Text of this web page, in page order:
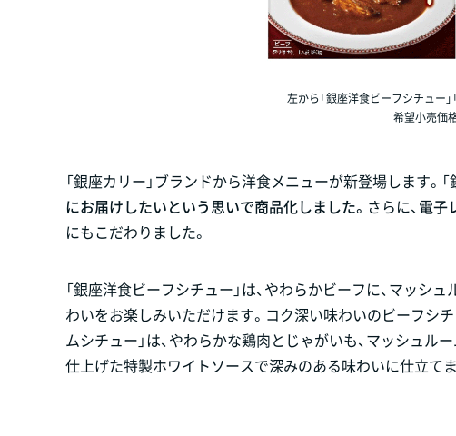
左から「銀座洋食ビーフシチュー」
希望小売価格
「銀座カリー」ブランドから洋食メニューが新登場します。「
にお届けしたいという思いで商品化しました。 さらに、 電子
にもこだわりました。
「銀座洋食ビーフシチュー」は、やわらかビーフに、マッ
わいをお楽しみいただけます。コク深い味わいのビーフシ
ムシチュー」は、やわらかな鶏肉とじゃがいも、マッシュル
仕上げた特製ホワイトソースで深みのある味わいに仕立て